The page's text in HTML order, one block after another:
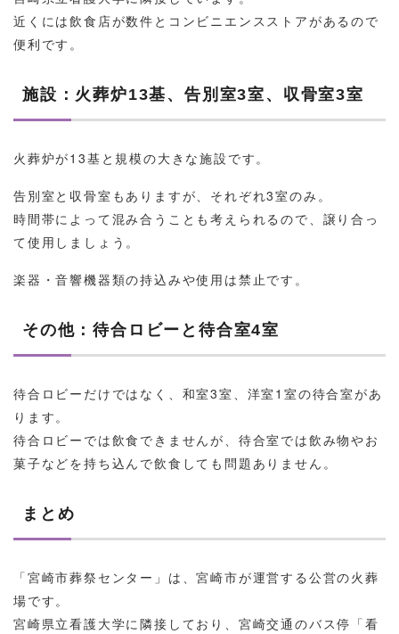
近くには飲食店が数件とコンビニエンスストアがあるので
便利です。
施設：火葬炉13基、告別室3室、収骨室3室
火葬炉が13基と規模の大きな施設です。
告別室と収骨室もありますが、それぞれ3室のみ。
時間帯によって混み合うことも考えられるので、譲り合っ
て使用しましょう。
楽器・音響機器類の持込みや使用は禁止です。
その他：待合ロビーと待合室4室
待合ロビーだけではなく、和室3室、洋室1室の待合室があ
ります。
待合ロビーでは飲食できませんが、待合室では飲み物やお
菓子などを持ち込んで飲食しても問題ありません。
まとめ
「宮崎市葬祭センター」は、宮崎市が運営する公営の火葬
場です。
宮崎県立看護大学に隣接しており、宮崎交通のバス停「看